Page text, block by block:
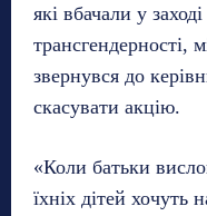
які вбачали у
трансгендерності,
звернувся до
скасувати акцію.
«Коли батьки
їхніх дітей хочуть